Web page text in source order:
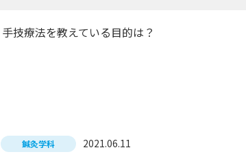
募集学科・学費
手技療法を教えている目的は？
鍼灸学科 2021.06.11